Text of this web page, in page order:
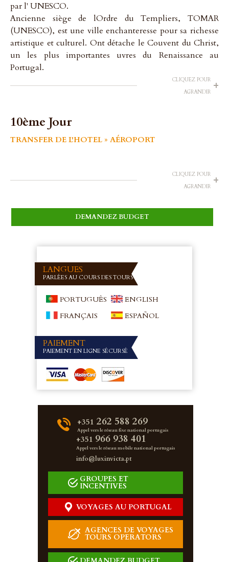
par l' UNESCO.
Ancienne siège de lOrdre du Templiers, TOMAR
(UNESCO), est une ville enchanteresse pour sa richesse
artistique et culturel. Ont détache le Couvent du Christ,
un les plus importantes uvres du Renaissance au
Portugal.
CLIQUEZ POUR
AGRANDIR +
10ème Jour
TRANSFER DE L'HOTEL » AÉROPORT
CLIQUEZ POUR
AGRANDIR +
DEMANDEZ BUDGET
LANGUES
PARLÉES AU COURS DES TOURS
PORTUGUÊS
ENGLISH
FRANÇAIS
ESPAÑOL
PAIEMENT
PAIEMENT EN LIGNE SÉCURSÉ
+351 262 588 269
Appel vers le réseau fixe national portugais
+351 966 938 401
Appel vers le réseau mobile national portugais
info@luxinvicta.pt
GROUPES ET
INCENTIVES
VOYAGES AU PORTUGAL
AGENCES DE VOYAGES
TOURS OPERATORS